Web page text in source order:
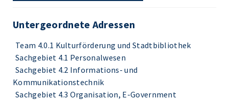
Untergeordnete Adressen
Team 4.0.1 Kulturförderung und Stadtbibliothek
Sachgebiet 4.1 Personalwesen
Sachgebiet 4.2 Informations- und
Kommunikationstechnik
Sachgebiet 4.3 Organisation, E-Government